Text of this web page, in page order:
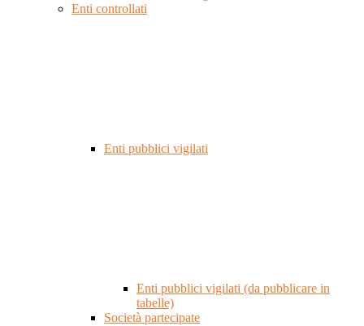
Enti controllati
Enti pubblici vigilati
Enti pubblici vigilati (da pubblicare in
tabelle)
Società partecipate